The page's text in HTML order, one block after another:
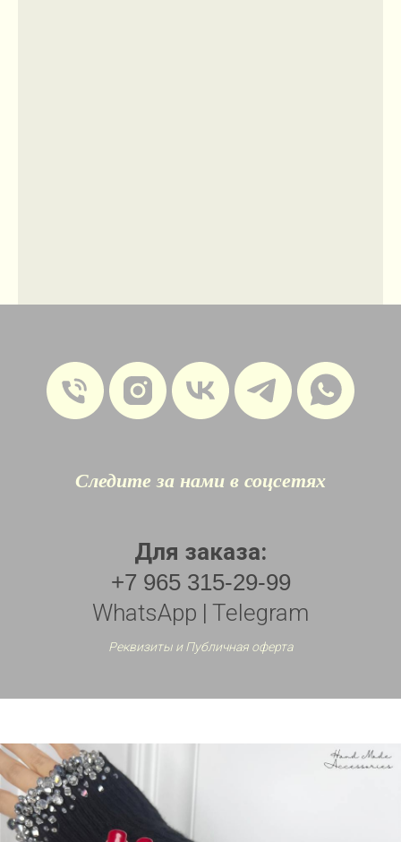
Следите за нами в соцсетях
Для заказа:
+7 965 315-29-99
WhatsApp | Telegram
Реквизиты и Публичная оферта